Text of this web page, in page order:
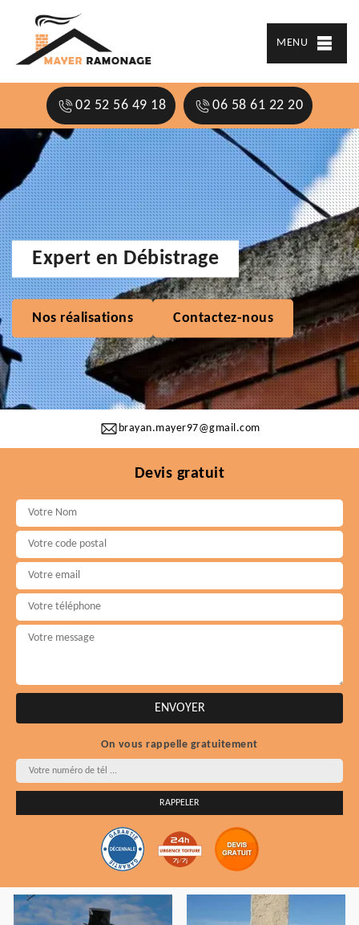
MENU
02 52 56 49 18 06 58 61 22 20
brayan.mayer97@gmail.com
Expert en Débistrage
Nos réalisations Contactez-nous
Devis gratuit
On vous rappelle gratuitement